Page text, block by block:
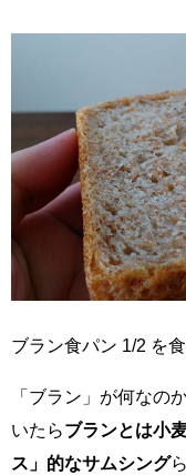
ブラン食パン 1/2 を
「ブラン」が何なの
いたらブランとは小
ス」的なサムシング